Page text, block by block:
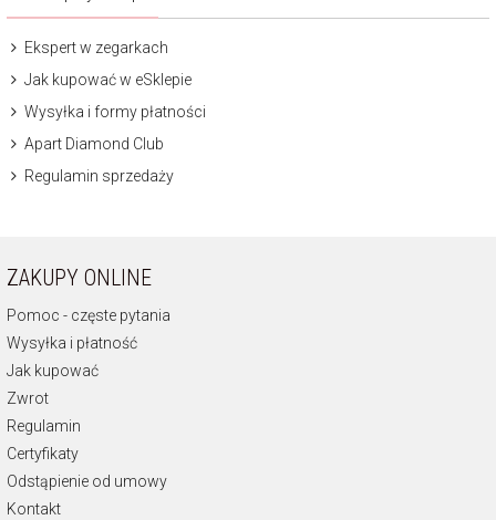
Ekspert w zegarkach
Jak kupować w eSklepie
Wysyłka i formy płatności
Apart Diamond Club
Regulamin sprzedaży
ZAKUPY ONLINE
Pomoc - częste pytania
Wysyłka i płatność
Jak kupować
Zwrot
Regulamin
Certyfikaty
Odstąpienie od umowy
Kontakt